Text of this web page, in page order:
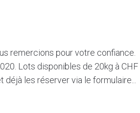
remercions pour votre confiance.
Lots disponibles de 20kg à CHF
les réserver via le formulaire...